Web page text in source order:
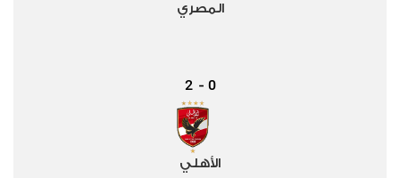
المصري
0
-
2
الأهلي